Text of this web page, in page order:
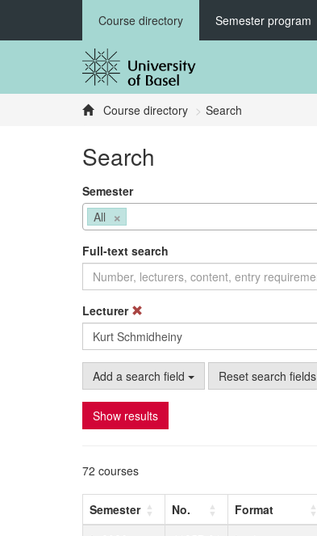
Course directory Semester program
Course directory Search
Search
Semester
×
All
Full-text search
Lecturer
Add a search field Reset search fields
Show results
72 courses
Semester No. Format